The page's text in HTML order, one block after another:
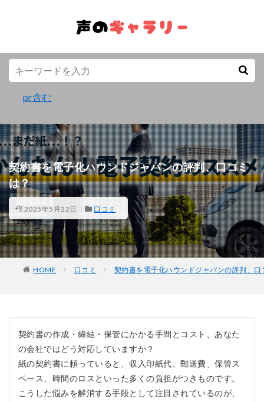
pr含む
契約書を電子化ハウンドジャパンの評判、口コミ
は？
2025年5月22日 口コミ
HOME 口コミ 契約書を電子化ハウンドジャパンの評判、口
契約書の作成・締結・保管にかかる手間とコスト、あなた
の会社ではどう対応していますか？
紙の契約書に頼っていると、収入印紙代、郵送費、保管ス
ペース、時間のロスといった多くの負担がつきものです。
こうした悩みを解消する手段として注目されているのが、